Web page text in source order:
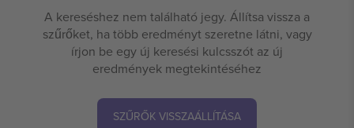
A kereséshez nem található jegy. Állítsa vissza a
szűrőket, ha több eredményt szeretne látni, vagy
írjon be egy új keresési kulcsszót az új
eredmények megtekintéséhez
SZŰRŐK VISSZAÁLLÍTÁSA